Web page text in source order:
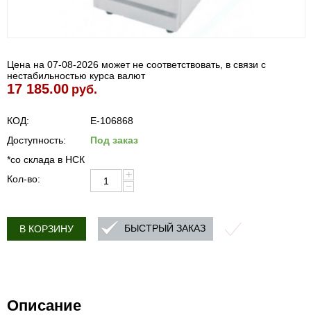
Цена на 07-08-2026 может не соответствовать, в связи с
нестабильностью курса валют
17 185.00 руб.
КОД:
E-106868
Доступность:
Под заказ
*со склада в НСК
Кол-во:
+
−
В КОРЗИНУ БЫСТРЫЙ ЗАКАЗ
Описание